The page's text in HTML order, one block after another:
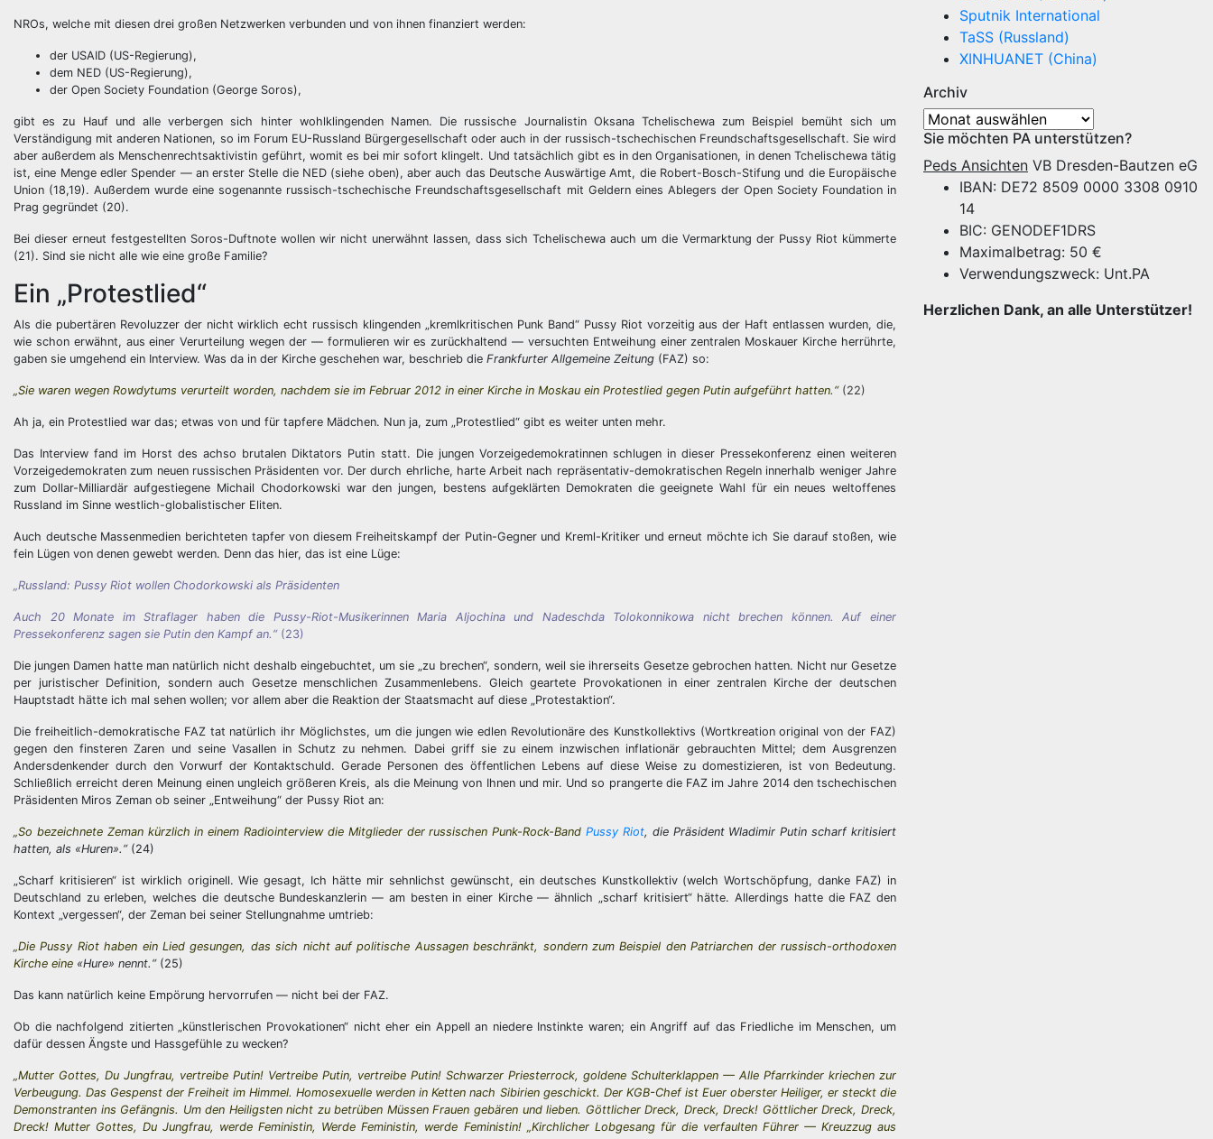
NROs, welche mit diesen drei großen Netzwerken verbunden und von ihnen finanziert werden:
der USAID (US-Regierung),
dem NED (US-Regierung),
der Open Society Foundation (George Soros),
gibt es zu Hauf und alle verbergen sich hinter wohlklingenden Namen. Die russische Journalistin Oksana Tchelischewa zum Beispiel bemüht sich um
Verständigung mit anderen Nationen, so im Forum EU-Russland Bürgergesellschaft oder auch in der russisch-tschechischen Freundschaftsgesellschaft. Sie wird
aber außerdem als Menschenrechtsaktivistin geführt, womit es bei mir sofort klingelt. Und tatsächlich gibt es in den Organisationen, in denen Tchelischewa tätig
ist, eine Menge edler Spender — an erster Stelle die NED (siehe oben), aber auch das Deutsche Auswärtige Amt, die Robert-Bosch-Stifung und die Europäische
Union (18,19). Außerdem wurde eine sogenannte russisch-tschechische Freundschaftsgesellschaft mit Geldern eines Ablegers der Open Society Foundation in
Prag gegründet (20).
Bei dieser erneut festgestellten Soros-Duftnote wollen wir nicht unerwähnt lassen, dass sich Tchelischewa auch um die Vermarktung der Pussy Riot kümmerte
(21). Sind sie nicht alle wie eine große Familie?
Ein „Protestlied“
Als die pubertären Revoluzzer der nicht wirklich echt russisch klingenden „kremlkritischen Punk Band“ Pussy Riot vorzeitig aus der Haft entlassen wurden, die,
wie schon erwähnt, aus einer Verurteilung wegen der — formulieren wir es zurückhaltend — versuchten Entweihung einer zentralen Moskauer Kirche herrührte,
gaben sie umgehend ein Interview. Was da in der Kirche geschehen war, beschrieb die Frankfurter Allgemeine Zeitung (FAZ) so:
„Sie waren wegen Rowdytums verurteilt worden, nachdem sie im Februar 2012 in einer Kirche in Moskau ein Protestlied gegen Putin aufgeführt hatten.“ (22)
Ah ja, ein Protestlied war das; etwas von und für tapfere Mädchen. Nun ja, zum „Protestlied“ gibt es weiter unten mehr.
Das Interview fand im Horst des achso brutalen Diktators Putin statt. Die jungen Vorzeigedemokratinnen schlugen in dieser Pressekonferenz einen weiteren
Vorzeigedemokraten zum neuen russischen Präsidenten vor. Der durch ehrliche, harte Arbeit nach repräsentativ-demokratischen Regeln innerhalb weniger Jahre
zum Dollar-Milliardär aufgestiegene Michail Chodorkowski war den jungen, bestens aufgeklärten Demokraten die geeignete Wahl für ein neues weltoffenes
Russland im Sinne westlich-globalistischer Eliten.
Auch deutsche Massenmedien berichteten tapfer von diesem Freiheitskampf der Putin-Gegner und Kreml-Kritiker und erneut möchte ich Sie darauf stoßen, wie
fein Lügen von denen gewebt werden. Denn das hier, das ist eine Lüge:
„Russland: Pussy Riot wollen Chodorkowski als Präsidenten
Auch 20 Monate im Straflager haben die Pussy-Riot-Musikerinnen Maria Aljochina und Nadeschda Tolokonnikowa nicht brechen können. Auf einer
Pressekonferenz sagen sie Putin den Kampf an.“(23)
Die jungen Damen hatte man natürlich nicht deshalb eingebuchtet, um sie „zu brechen“, sondern, weil sie ihrerseits Gesetze gebrochen hatten. Nicht nur Gesetze
per juristischer Definition, sondern auch Gesetze menschlichen Zusammenlebens. Gleich geartete Provokationen in einer zentralen Kirche der deutschen
Hauptstadt hätte ich mal sehen wollen; vor allem aber die Reaktion der Staatsmacht auf diese „Protestaktion“.
Die freiheitlich-demokratische FAZ tat natürlich ihr Möglichstes, um die jungen wie edlen Revolutionäre des Kunstkollektivs (Wortkreation original von der FAZ)
gegen den finsteren Zaren und seine Vasallen in Schutz zu nehmen. Dabei griff sie zu einem inzwischen inflationär gebrauchten Mittel; dem Ausgrenzen
Andersdenkender durch den Vorwurf der Kontaktschuld. Gerade Personen des öffentlichen Lebens auf diese Weise zu domestizieren, ist von Bedeutung.
Schließlich erreicht deren Meinung einen ungleich größeren Kreis, als die Meinung von Ihnen und mir. Und so prangerte die FAZ im Jahre 2014 den tschechischen
Präsidenten Miros Zeman ob seiner „Entweihung“ der Pussy Riot an:
„So bezeichnete Zeman kürzlich in einem Radiointerview die Mitglieder der russischen Punk-Rock-Band Pussy Riot, die Präsident Wladimir Putin scharf kritisiert
hatten, als «Huren».“(24)
„Scharf kritisieren“ ist wirklich originell. Wie gesagt, Ich hätte mir sehnlichst gewünscht, ein deutsches Kunstkollektiv (welch Wortschöpfung, danke FAZ) in
Deutschland zu erleben, welches die deutsche Bundeskanzlerin — am besten in einer Kirche — ähnlich „scharf kritisiert“ hätte. Allerdings hatte die FAZ den
Kontext „vergessen“, der Zeman bei seiner Stellungnahme umtrieb:
„Die Pussy Riot haben ein Lied gesungen, das sich nicht auf politische Aussagen beschränkt, sondern zum Beispiel den Patriarchen der russisch-orthodoxen
Kirche eine «Hure» nennt.“(25)
Das kann natürlich keine Empörung hervorrufen — nicht bei der FAZ.
Ob die nachfolgend zitierten „künstlerischen Provokationen“ nicht eher ein Appell an niedere Instinkte waren; ein Angriff auf das Friedliche im Menschen, um
dafür dessen Ängste und Hassgefühle zu wecken?
„Mutter Gottes, Du Jungfrau, vertreibe Putin! Vertreibe Putin, vertreibe Putin! Schwarzer Priesterrock, goldene Schulterklappen — Alle Pfarrkinder kriechen zur
Verbeugung. Das Gespenst der Freiheit im Himmel. Homosexuelle werden in Ketten nach Sibirien geschickt. Der KGB-Chef ist Euer oberster Heiliger, er steckt die
Demonstranten ins Gefängnis. Um den Heiligsten nicht zu betrüben Müssen Frauen gebären und lieben. Göttlicher Dreck, Dreck, Dreck! Göttlicher Dreck, Dreck,
Dreck! Mutter Gottes, Du Jungfrau, werde Feministin, Werde Feministin, werde Feministin! „Kirchlicher Lobgesang für die verfaulten Führer — Kreuzzug aus
Sputnik International
TaSS (Russland)
XINHUANET (China)
Archiv
Archiv
Sie möchten PA unterstützen?
Peds Ansichten VB Dresden-Bautzen eG
IBAN: DE72 8509 0000 3308 0910
14
BIC: GENODEF1DRS
Maximalbetrag: 50 €
Verwendungszweck: Unt.PA
Herzlichen Dank, an alle Unterstützer!